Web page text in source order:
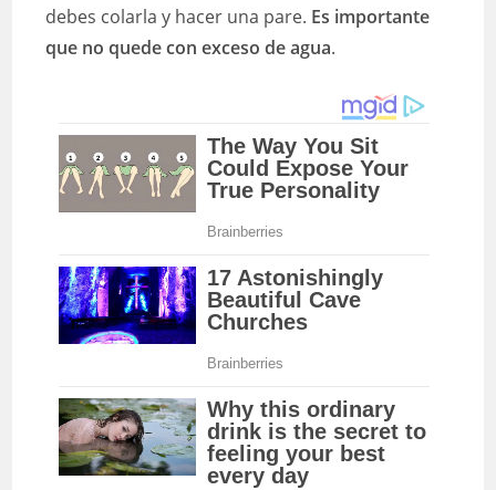
debes colarla y hacer una pare. Es importante
que no quede con exceso de agua.